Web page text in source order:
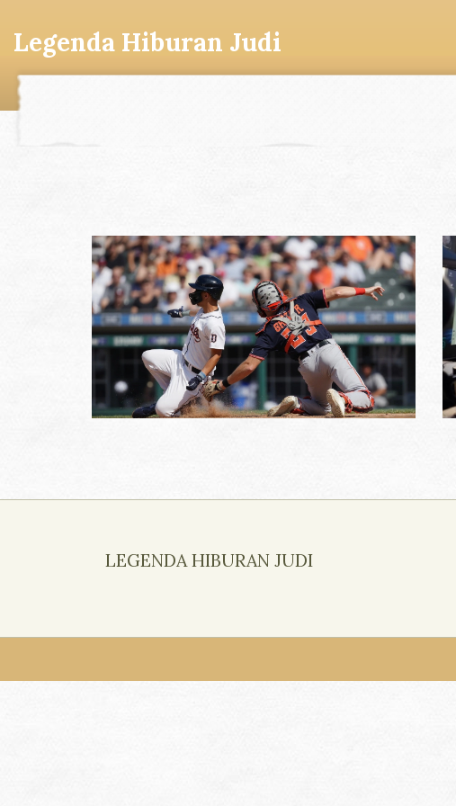
Legenda Hiburan Judi
LEGENDA HIBURAN JUDI